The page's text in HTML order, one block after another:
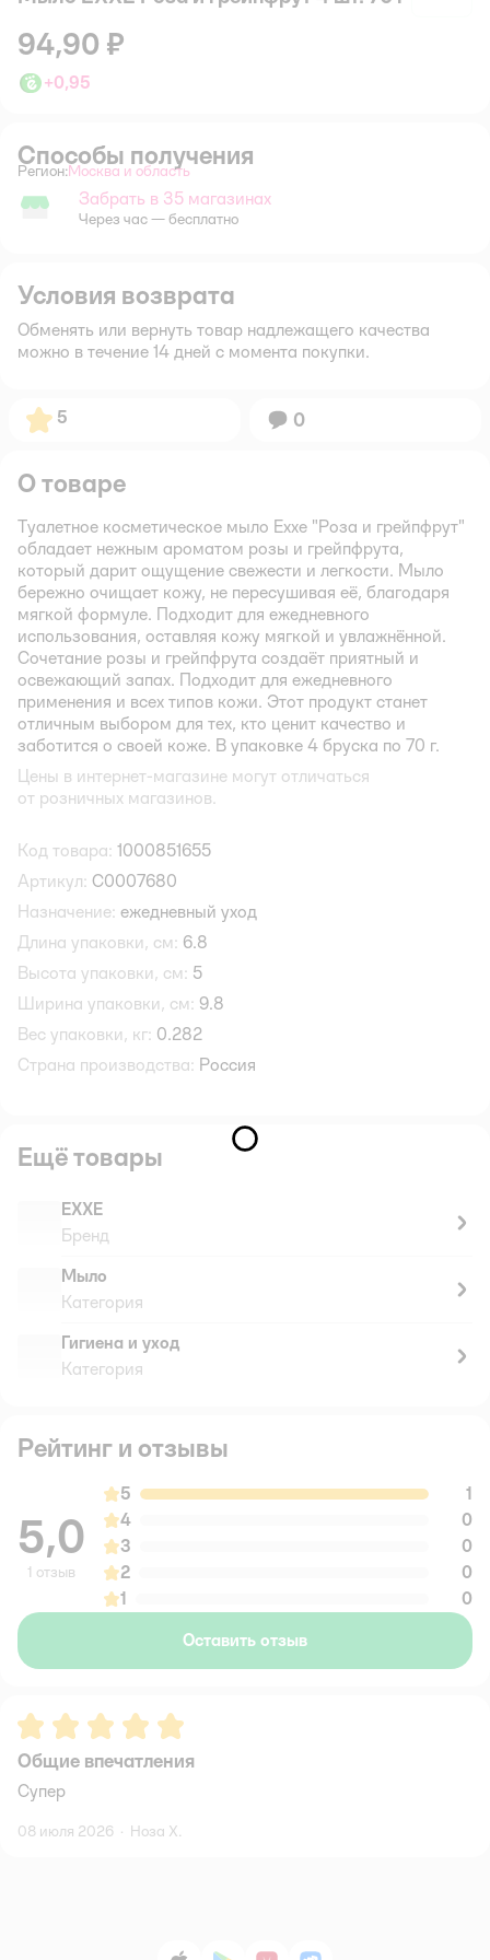
94,90 ₽
+0,95
Способы получения
Регион: Выбор адреса доставки.
Москва и область
Забрать в магазине
Забрать в 35 магазинах
Через час — бесплатно
Условия возврата
Обменять или вернуть товар надлежащего качества
можно в течение 14 дней с момента покупки.
Рейтинг:
5 Вопросов:
0
О товаре
Туалетное косметическое мыло Exxe "Роза и грейпфрут"
обладает нежным ароматом розы и грейпфрута,
который дарит ощущение свежести и легкости. Мыло
бережно очищает кожу, не пересушивая её, благодаря
мягкой формуле. Подходит для ежедневного
использования, оставляя кожу мягкой и увлажнённой.
Сочетание розы и грейпфрута создаёт приятный и
освежающий запах. Подходит для ежедневного
применения и всех типов кожи. Этот продукт станет
отличным выбором для тех, кто ценит качество и
заботится о своей коже. В упаковке 4 бруска по 70 г.
Цены в интернет-магазине могут отличаться
от розничных магазинов.
Код товара: 1000851655
Артикул: С0007680
Назначение: ежедневный уход
Длина упаковки, см: 6.8
Высота упаковки, см: 5
Ширина упаковки, см: 9.8
Вес упаковки, кг: 0.282
Страна производства: Россия
Ещё товары
EXXE
Бренд
Мыло
Категория
Гигиена и уход
Категория
Рейтинг и отзывы
5,0
1 отзыв
5
1
4
0
3
0
2
0
1
0
Оставить отзыв
Рейтинг:5
Общие впечатления
Супер
08 июля 2026 · Ноза Х.